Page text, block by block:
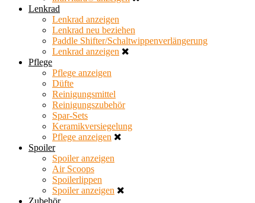
Lenkrad
Lenkrad anzeigen
Lenkrad neu beziehen
Paddle Shifter/Schaltwippenverlängerung
Lenkrad anzeigen
Pflege
Pflege anzeigen
Düfte
Reinigungsmittel
Reinigungszubehör
Spar-Sets
Keramikversiegelung
Pflege anzeigen
Spoiler
Spoiler anzeigen
Air Scoops
Spoilerlippen
Spoiler anzeigen
Zubehör